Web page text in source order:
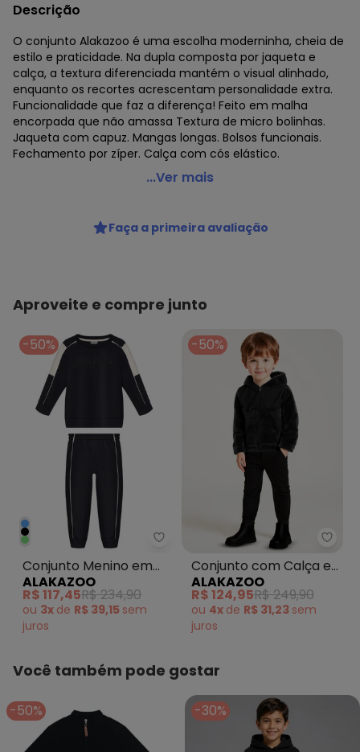
Descrição
O conjunto Alakazoo é uma escolha moderninha, cheia de
estilo e praticidade. Na dupla composta por jaqueta e
calça, a textura diferenciada mantém o visual alinhado,
enquanto os recortes acrescentam personalidade extra.
Funcionalidade que faz a diferença! Feito em malha
encorpada que não amassa Textura de micro bolinhas.
Jaqueta com capuz. Mangas longas. Bolsos funcionais.
Fechamento por zíper. Calça com cós elástico.
Alakazoo - Conjunto com Jaqueta e Calça em Malha
Código do produto: 8484236
Fornecedor: LUNELLI COMERCIO DO VESTUARIO LTDA / CNPJ
Não alvejar; Não secar em tambor; Secagem em varal à
sombra; Não passar; Não limpar a seco; Limpeza a úmido
profissional; Processo suave;
Tecido: Poliéster
Composição: Jaqueta E Calca 65% Poliéster 30% Algodão
5% Elastano
Histórico de preços
O preço apresentado abaixo é o menor oferecido em
algum dia do mês, para o menor tamanho disponível.
agosto/2026
R$ 164,43
junho/2026
maio/2026
abril/2026 N/D*
março/2026
fevereiro/2026 N/D*
...Ver mais
Faça a primeira avaliação
Aproveite e compre junto
-50%
Alakazoo - Conjunto Menino
Conjunto Menino em
Moletom Felpado
Preto
ALAKAZOO
R$ 117,45R$ 234,90
ou 3x de R$ 39,15 sem
juros
-50%
Conjunto com Calça e
Jaqueta com Capuz
Preto
ALAKAZOO
R$ 124,95R$ 249,90
ou 4x de R$ 31,23 sem
juros
Você também pode gostar
-50% -30%